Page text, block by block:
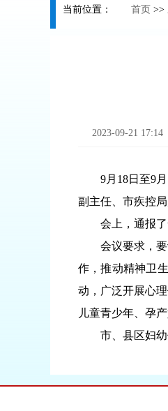
当前位置： 首页 >>
2023-09-21 17:14
9月18日至9月
副主任、市疾控
会上，通报了全
会议要求，要认
作，推动精神卫
动，广泛开展心
儿童青少年、孕
市、县区妇幼保